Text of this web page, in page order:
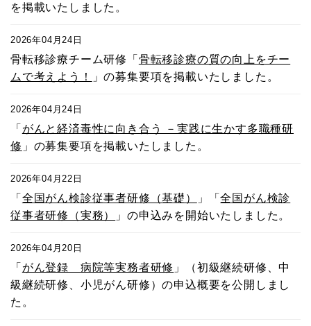
を掲載いたしました。
2026年04月24日
骨転移診療チーム研修「 骨転移診療の質の向上をチー
ムで考えよう！
」の募集要項を掲載いたしました。
2026年04月24日
「 がんと経済毒性に向き合う －実践に生かす多職種研
修 」の募集要項を掲載いたしました。
2026年04月22日
「 全国がん検診従事者研修（基礎） 」「全国がん検診
従事者研修（実務）
」の申込みを開始いたしました。
2026年04月20日
「 がん登録 病院等実務者研修 」（初級継続研修、中
級継続研修、小児がん研修）の申込概要を公開しまし
た。